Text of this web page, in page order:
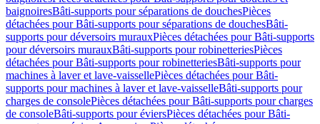
baignoiresBâti-supports pour séparations de douchesPièces
détachées pour Bâti-supports pour séparations de douchesBâti-
supports pour déversoirs murauxPièces détachées pour Bâti-supports
pour déversoirs murauxBâti-supports pour robinetteriesPièces
détachées pour Bâti-supports pour robinetteriesBâti-supports pour
machines à laver et lave-vaissellePièces détachées pour Bâti-
supports pour machines à laver et lave-vaisselleBâti-supports pour
charges de consolePièces détachées pour Bâti-supports pour charges
de consoleBâti-supports pour éviersPièces détachées pour Bâti-